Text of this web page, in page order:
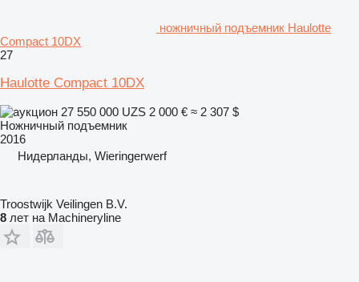
ножничный подъемник Haulotte
Compact 10DX
27
Haulotte Compact 10DX
27 550 000 UZS 2 000 € ≈ 2 307 $
Ножничный подъемник
2016
Нидерланды, Wieringerwerf
Troostwijk Veilingen B.V.
8 лет на Machineryline